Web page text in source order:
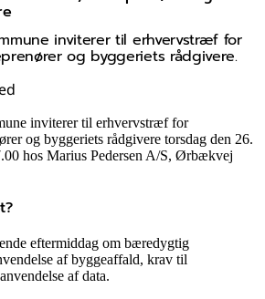
inviterer til erhvervstræf for
og byggeriets rådgivere.
inviterer til erhvervstræf for
og byggeriets rådgivere torsdag den 26.
hos Marius Pedersen A/S, Ørbækvej
eftermiddag om bæredygtig
af byggeaffald, krav til
af data.